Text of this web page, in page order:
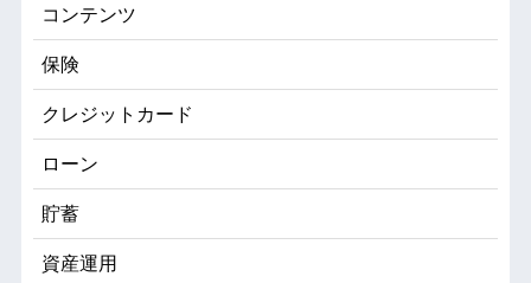
コンテンツ
保険
クレジットカード
ローン
貯蓄
資産運用